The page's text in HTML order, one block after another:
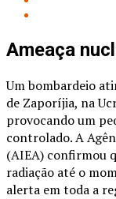
Ameaça
Um bombardeio
de Zaporíjia, na
provocando um
controlado. A
(AIEA) confirmou
radiação até o
alerta em toda a